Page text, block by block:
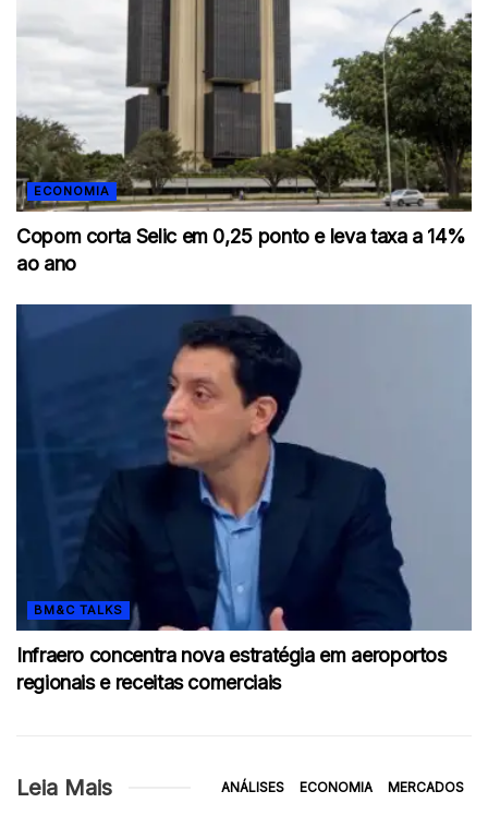
ECONOMIA
Copom corta Selic em 0,25 ponto e leva taxa a 14%
ao ano
BM&C TALKS
Infraero concentra nova estratégia em aeroportos
regionais e receitas comerciais
Leia Mais ANÁLISES ECONOMIA MERCADOS